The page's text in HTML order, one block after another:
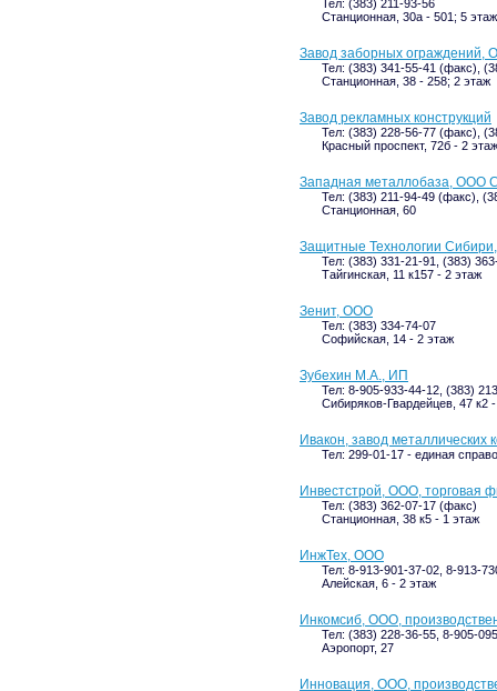
Тел: (383) 211-93-56
Станционная, 30а - 501; 5 этаж
Завод заборных ограждений,
Тел: (383) 341-55-41 (факс),
Станционная, 38 - 258; 2 этаж
Завод рекламных конструкций
Тел: (383) 228-56-77 (факс),
Красный проспект, 72б - 2 этаж
Западная металлобаза, ООО
Тел: (383) 211-94-49 (факс),
Станционная, 60
Защитные Технологии
Тел: (383) 331-21-91, (383)
Тайгинская, 11 к157 - 2 этаж
Зенит, ООО
Тел: (383) 334-74-07
Софийская, 14 - 2 этаж
Зубехин М.А., ИП
Тел: 8-905-933-44-12, (383)
Сибиряков-Гвардейцев, 47 к2
Ивакон, завод металлических
Тел: 299-01-17 - единая
Инвестстрой, ООО, торговая
Тел: (383) 362-07-17 (факс)
Станционная, 38 к5 - 1 этаж
ИнжТех, ООО
Тел: 8-913-901-37-02, 8-913-
Алейская, 6 - 2 этаж
Инкомсиб, ООО,
Тел: (383) 228-36-55, 8-905-
Аэропорт, 27
Инновация, ООО,